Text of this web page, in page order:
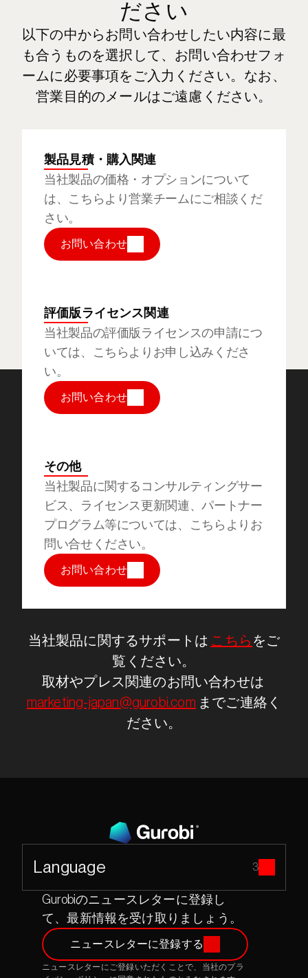
ださい
以下の中からお問い合わせしたい内容に最
も合うものを選択して、お問い合わせフォ
ームに必要事項をご入力ください。なお、
営業目的のメールはご遠慮ください。
製品見積・購入関連
当社製品の価格・オプションについて
は、こちらより営業チームにご相談くだ
さい。
お問い合わせ
評価版ライセンス関連
当社製品の評価版ライセンスの申請につ
いては、こちらよりお申し込みくださ
い。
お問い合わせ
その他
当社製品に関するコンサルティングサー
ビス、ライセンス更新関連、パートナー
プログラム等については、こちらよりお
問い合せください。
お問い合わせ
当社製品に関するサポートは こちら をご
覧ください。
marketing-japan@gurobi.com までご連絡く
ださい。
Gurobiのニュースレターに登録し
て、最新情報を受け取りましょう。
ニュースレターに登録する
ニュースレターにご登録いただくことで、当社のプラ
Language 3